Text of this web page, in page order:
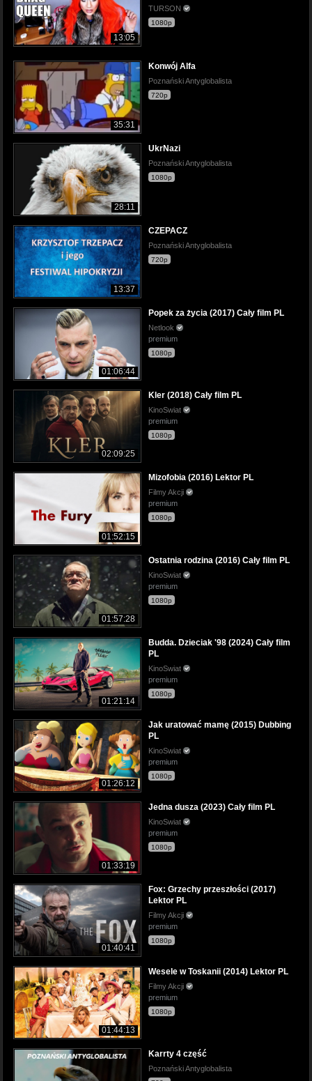
13:05
TURSON
1080p
35:31
Konwój Alfa
Poznański Antyglobalista
720p
28:11
UkrNazi
Poznański Antyglobalista
1080p
13:37
CZEPACZ
Poznański Antyglobalista
720p
01:06:44
Popek za życia (2017) Cały film PL
Netlook
premium
1080p
02:09:25
Kler (2018) Cały film PL
KinoSwiat
premium
1080p
01:52:15
Mizofobia (2016) Lektor PL
Filmy Akcji
premium
1080p
01:57:28
Ostatnia rodzina (2016) Cały film PL
KinoSwiat
premium
1080p
01:21:14
Budda. Dzieciak '98 (2024) Cały film
PL
KinoSwiat
premium
1080p
01:26:12
Jak uratować mamę (2015) Dubbing
PL
KinoSwiat
premium
1080p
01:33:19
Jedna dusza (2023) Cały film PL
KinoSwiat
premium
1080p
01:40:41
Fox: Grzechy przeszłości (2017)
Lektor PL
Filmy Akcji
premium
1080p
01:44:13
Wesele w Toskanii (2014) Lektor PL
Filmy Akcji
premium
1080p
Karrty 4 część
Poznański Antyglobalista